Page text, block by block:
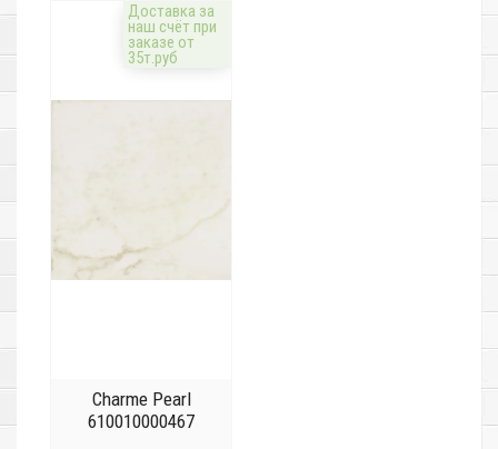
Доставка за
наш счёт при
заказе от
35т.руб
Charme Pearl
610010000467